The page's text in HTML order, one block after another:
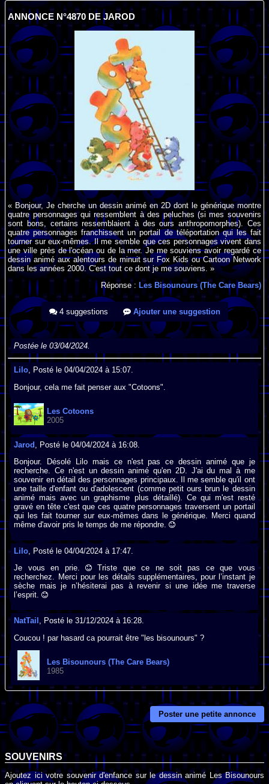
ANNONCE N°4870 DE JAROD
« Bonjour, Je cherche un dessin animé en 2D dont le générique montre
quatre personnages qui ressemblent à des peluches (si mes souvenirs
sont bons, certains ressemblaient à des ours anthropomorphes). Ces
quatre personnages franchissent un portail de téléportation qui les fait
tourner sur eux-mêmes. Il me semble que ces personnages vivent dans
une ville près de l'océan ou de la mer. Je me souviens avoir regardé ce
dessin animé aux alentours de minuit sur Fox Kids ou Cartoon Network
dans les années 2000. C'est tout ce dont je me souviens. »
Réponse : Les Bisounours (The Care Bears)
4 suggestions Ajouter une suggestion
Postée le 03/04/2024.
Lilo, Posté le 04/04/2024 à 15:07.
Bonjour, cela me fait penser aux "Cotoons".
Les Cotoons
2005
Jarod , Posté le 04/04/2024 à 16:08.
Bonjour. Désolé Lilo mais ce n'est pas ce dessin animé que je
recherche. Ce n'est un dessin animé qu'en 2D. J'ai du mal à me
souvenir en détail des personnages principaux. Il me semble qu'il ont
une taille d'enfant ou d'adolescent (comme petit ours brun le dessin
animé mais avec un graphisme plus détaillé). Ce qui m'est resté
gravé en tête c'est que ces quatre personnages traversent un portail
qui les fait tourner sur eux-mêmes dans le générique. Merci quand
même d'avoir pris le temps de me répondre.
Lilo , Posté le 04/04/2024 à 17:47.
Je vous en prie.
Triste que ce ne soit pas ce que vous
recherchez. Merci pour les détails supplémentaires, pour l’instant je
sèche mais je n’hésiterai pas à revenir si une idée me traverse
l’esprit.
NatTail , Posté le 31/12/2024 à 16:28.
Coucou ! par hasard ca pourrait être "les bisounours" ?
Les Bisounours (The Care Bears)
1985
Poster une petite annonce
SOUVENIRS
Ajoutez ici votre souvenir d'enfance sur le dessin animé Les Bisounours